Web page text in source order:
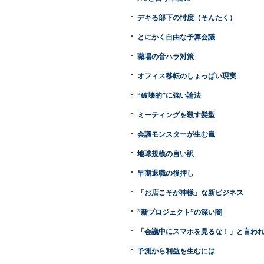
デキる部下の忖度（そんたく）
とにかく自由な予算会議
職場の音ハラ対策
オフィス移転のしょっぱい現実
“破壊的”に強い論法
ミーティングを殺す髪型
会議モンスターが生む嵐
地球規模の言い訳
早期退職の後押し
「お店こそが神様」な新ビジネス
”新プロジェクト”の深い闇
「会議中にスマホを見るな！」と言わ
予測から利益を生むには